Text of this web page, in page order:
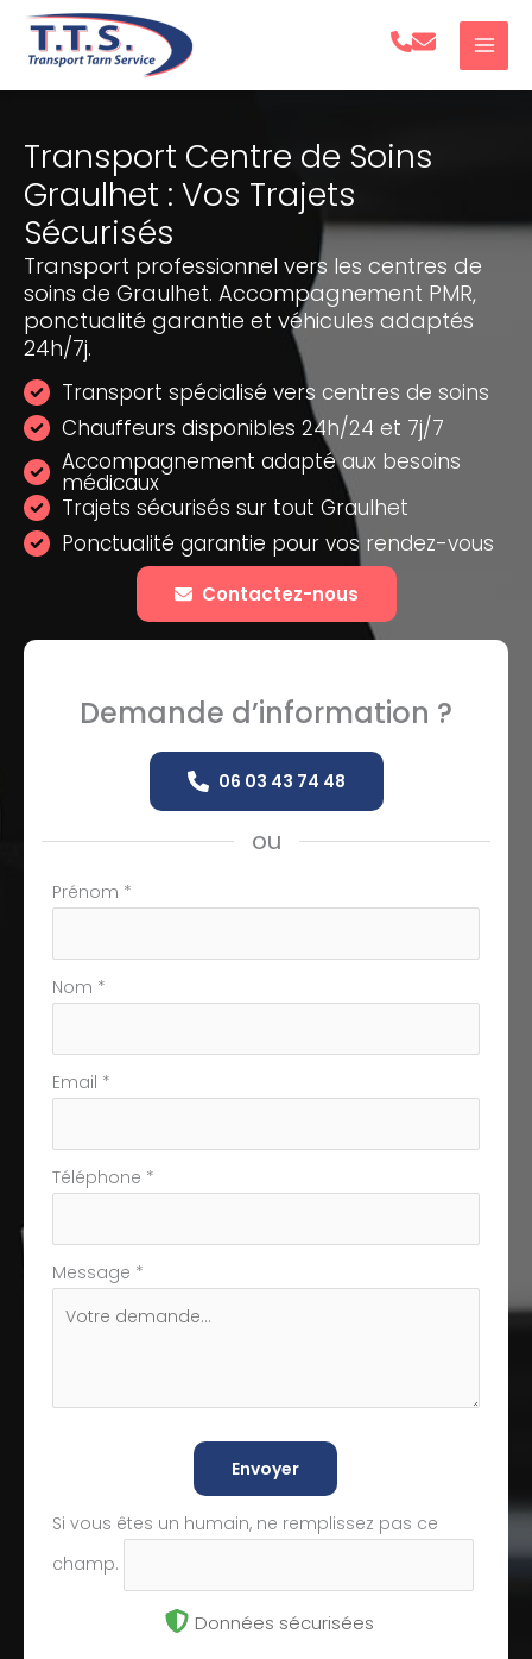
Aller
Transport Centre de Soins
Graulhet : Vos Trajets
Sécurisés
Transport professionnel vers les centres de
soins de Graulhet. Accompagnement PMR,
ponctualité garantie et véhicules adaptés
24h/7j.
Transport spécialisé vers centres de soins
Chauffeurs disponibles 24h/24 et 7j/7
Accompagnement adapté aux besoins
médicaux
Trajets sécurisés sur tout Graulhet
Ponctualité garantie pour vos rendez-vous
Contactez-nous
Demande d’information ?
06 03 43 74 48
ou
Formulaire
téléphone
Prénom *
Nom *
Email *
Téléphone *
Message *
Envoyer
Si vous êtes un humain, ne remplissez pas ce
champ.
Données sécurisées